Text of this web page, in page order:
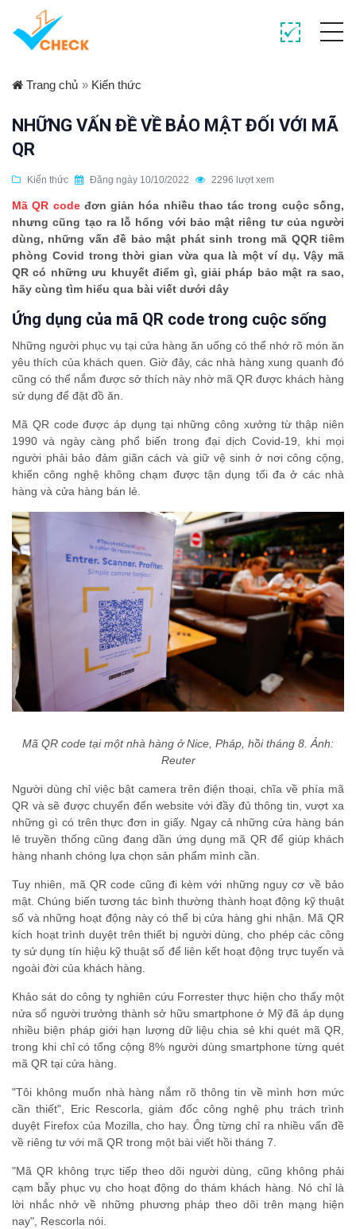
Trang chủ » Kiến thức
NHỮNG VẤN ĐỀ VỀ BẢO MẬT ĐỐI VỚI MÃ
QR
Kiến thức Đăng ngày 10/10/2022 2296 lượt xem
Mã QR code đơn giản hóa nhiều thao tác trong cuộc sống,
nhưng cũng tạo ra lỗ hổng với bảo mật riêng tư của người
dùng, những vấn đề bảo mật phát sinh trong mã QQR tiêm
phòng Covid trong thời gian vừa qua là một ví dụ. Vậy mã
QR có những ưu khuyết điểm gì, giải pháp bảo mật ra sao,
hãy cùng tìm hiểu qua bài viết dưới dây
Ứng dụng của mã QR code trong cuộc sống
Những người phục vụ tại cửa hàng ăn uống có thể nhớ rõ món ăn
yêu thích của khách quen. Giờ đây, các nhà hàng xung quanh đó
cũng có thể nắm được sở thích này nhờ mã QR được khách hàng
sử dụng để đặt đồ ăn.
Mã QR code được áp dụng tại những công xưởng từ thập niên
1990 và ngày càng phổ biến trong đại dịch Covid-19, khi mọi
người phải bảo đảm giãn cách và giữ vệ sinh ở nơi công cộng,
khiến công nghệ không chạm được tận dụng tối đa ở các nhà
hàng và cửa hàng bán lẻ.
Mã QR code tại một nhà hàng ở Nice, Pháp, hồi tháng 8. Ảnh:
Reuter
Người dùng chỉ việc bật camera trên điện thoại, chĩa về phía mã
QR và sẽ được chuyển đến website với đầy đủ thông tin, vượt xa
những gì có trên thực đơn in giấy. Ngay cả những cửa hàng bán
lẻ truyền thống cũng đang dần ứng dụng mã QR để giúp khách
hàng nhanh chóng lựa chọn sản phẩm mình cần.
Tuy nhiên, mã QR code cũng đi kèm với những nguy cơ về bảo
mật. Chúng biến tương tác bình thường thành hoạt động kỹ thuật
số và những hoạt động này có thể bị cửa hàng ghi nhận. Mã QR
kích hoạt trình duyệt trên thiết bị người dùng, cho phép các công
ty sử dụng tín hiệu kỹ thuật số để liên kết hoạt động trực tuyến và
ngoài đời của khách hàng.
Khảo sát do công ty nghiên cứu Forrester thực hiện cho thấy một
nửa số người trưởng thành sở hữu smartphone ở Mỹ đã áp dụng
nhiều biện pháp giới hạn lượng dữ liệu chia sẻ khi quét mã QR,
trong khi chỉ có tổng cộng 8% người dùng smartphone từng quét
mã QR tại cửa hàng.
"Tôi không muốn nhà hàng nắm rõ thông tin về mình hơn mức
cần thiết", Eric Rescorla, giám đốc công nghệ phụ trách trình
duyệt Firefox của Mozilla, cho hay. Ông từng chỉ ra nhiều vấn đề
về riêng tư với mã QR trong một bài viết hồi tháng 7.
"Mã QR không trực tiếp theo dõi người dùng, cũng không phải
cạm bẫy phục vụ cho hoạt động do thám khách hàng. Nó chỉ là
lời nhắc nhở về những phương pháp theo dõi trên mạng hiện
nay", Rescorla nói.